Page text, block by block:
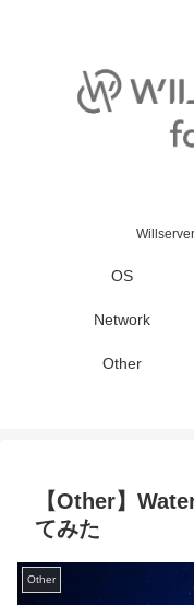
OS
Network
Other
【Other】
てみた
Other